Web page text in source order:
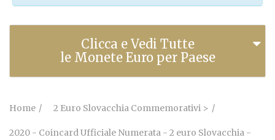
Clicca e Vedi Tutte
le Monete Euro per Paese
Home 2 Euro Slovacchia Commemorativi >
2020 - Coincard Ufficiale Numerata - 2 euro Slovacchia -